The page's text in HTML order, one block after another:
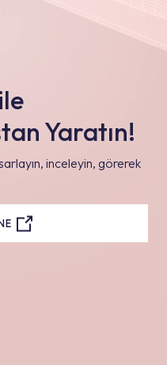
Yaratın!
inceleyin, görerek